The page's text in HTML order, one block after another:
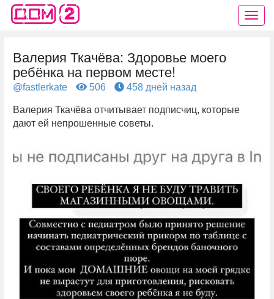
Валерия Ткачёва: Здоровье моего
ребёнка на первом месте!
@fastlerkate 506 458 дней назад
Валерия Ткачёва отчитывает подписчиц, которые
дают ей непрошенные советы.